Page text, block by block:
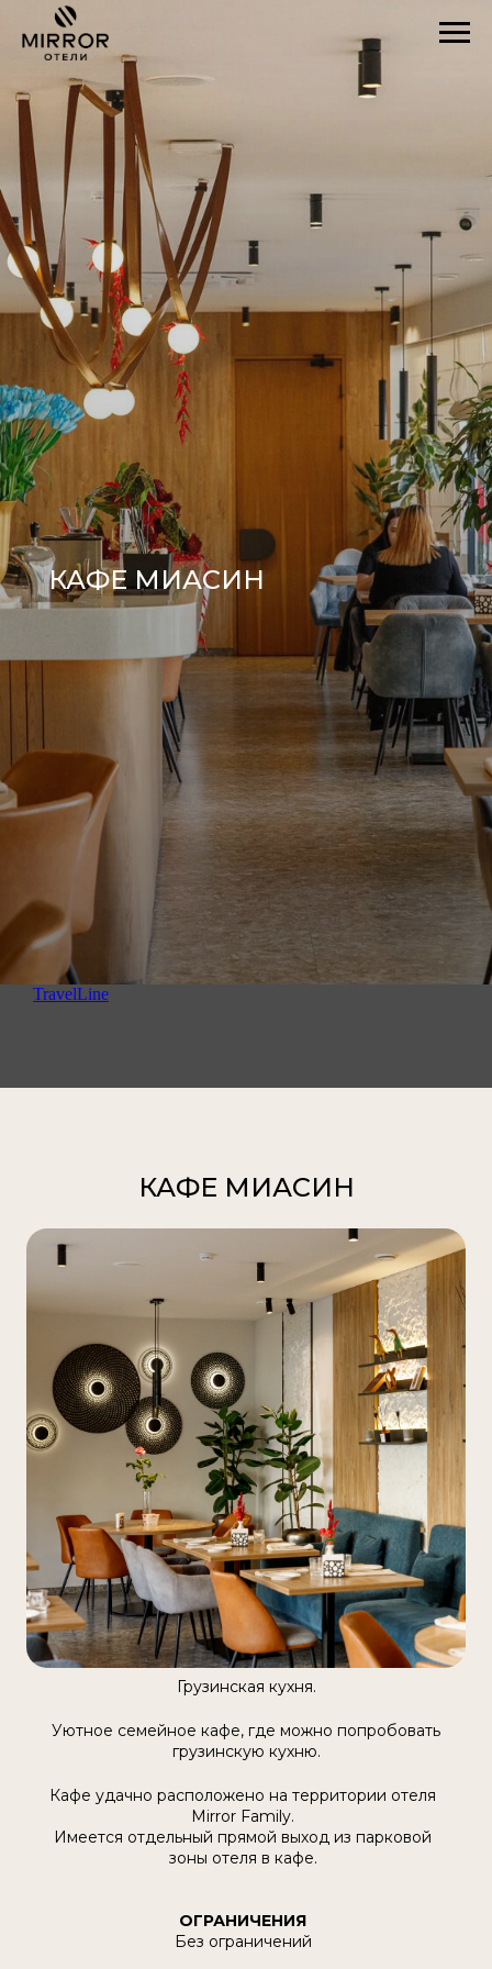
КАФЕ МИАСИН
TravelLine
КАФЕ МИАСИН
Грузинская кухня.
Кафе удачно расположено на территории отеля
Mirror Family.
Имеется отдельный прямой выход из парковой
зоны отеля в кафе.
ОГРАНИЧЕНИЯ
Без ограничений
Уютное семейное кафе, где можно попробовать
грузинскую кухню.